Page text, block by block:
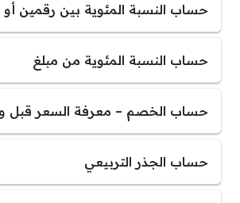
حساب النسبة المئوية بين رقمين أو
حساب النسبة المئوية من مبلغ
حساب الخصم – معرفة السعر قبل
حساب الجذر التربيعي